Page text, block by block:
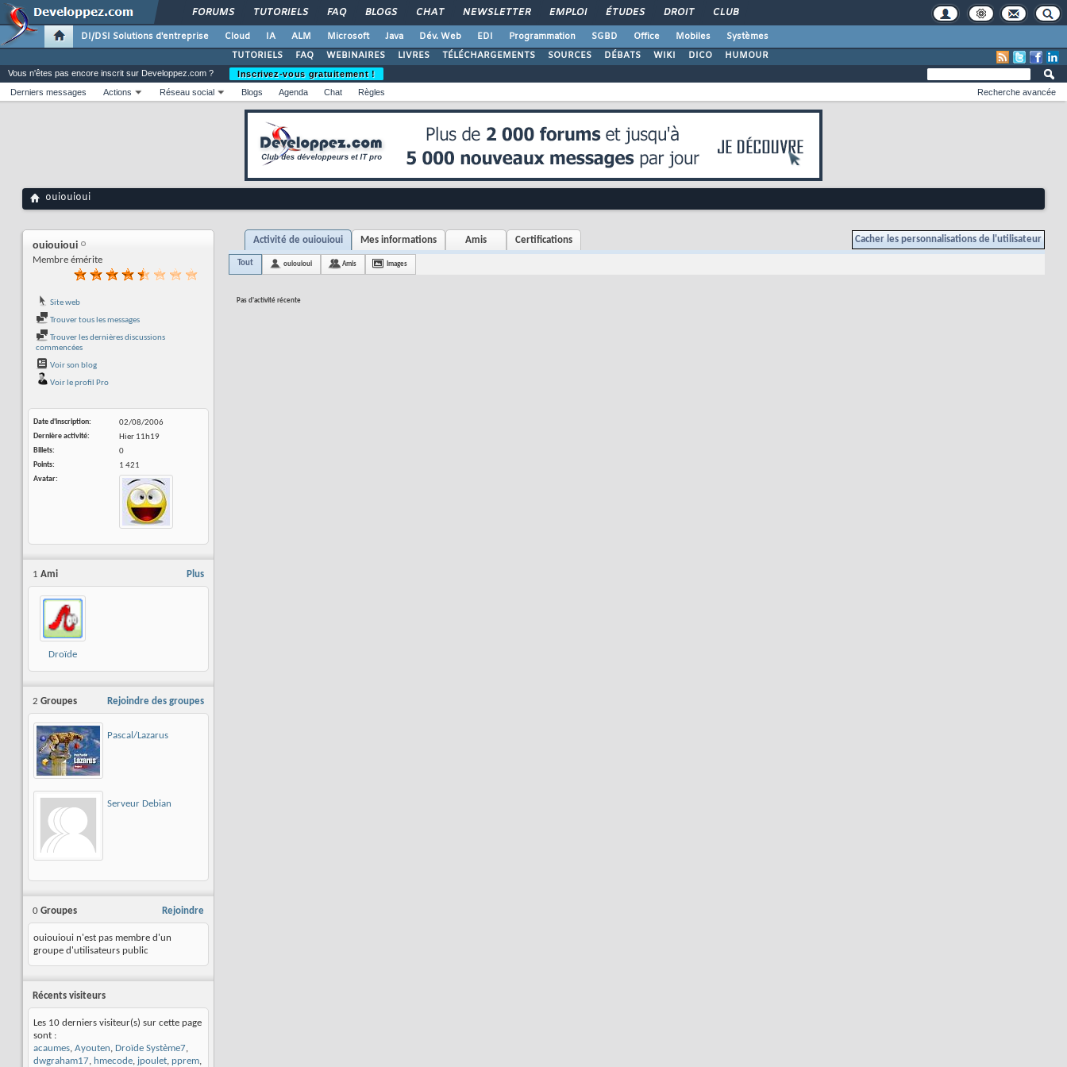
FORUMS TUTORIELS FAQ BLOGS CHAT NEWSLETTER EMPLOI ÉTUDES DROIT CLUB
DI/DSI Solutions d'entreprise Cloud IA ALM Microsoft Java Dév. Web EDI Programmation SGBD Office Mobiles
Systèmes
TUTORIELS
FAQ WEBINAIRES LIVRES TÉLÉCHARGEMENTS SOURCES DÉBATS WIKI DICO HUMOUR
Vous n'êtes pas encore inscrit sur Developpez.com ?
Inscrivez-vous gratuitement !
Derniers messages
Actions Réseau social Blogs Agenda Chat Règles Recherche avancée
ouiouioui
ouiouioui
Membre émérite
Site web
Trouver tous les messages
Trouver les dernières discussions
commencées
Voir son blog
Voir le profil Pro
Date d'inscription
02/08/2006
Dernière activité
Hier 11h19
Billets
0
Points
1 421
Avatar
Plus
1 Ami
Droïde
Rejoindre des groupes
2 Groupes
Pascal/Lazarus
Serveur Debian
Rejoindre
0 Groupes
ouiouioui n'est pas membre d'un
groupe d'utilisateurs public
Récents visiteurs
Les 10 derniers visiteur(s) sur cette page
sont :
acaumes, Ayouten, Droïde Système7,
dwgraham17, hmecode, jpoulet, pprem,
Activité de ouiouioui Mes informations Amis Certifications
Tout ouiouioui Amis Images
Pas d'activité récente